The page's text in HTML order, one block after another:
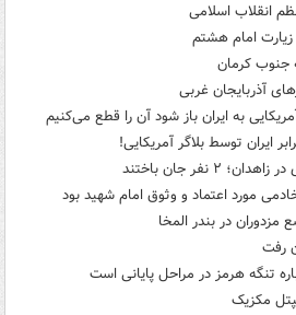
انقلاب اسلامی
زیارت امام هشتم
جنوب کرمان
به ایران باز شود آن را قطع می‌کنیم
ایران توسط بلاگر آمریکایی!
نفر جان باختند
مورد اعتماد و وثوق امام شهید بود
مزدوران در بندر المخا
رفت
تنگه هرمز در مراحل پایانی است
مکزیک